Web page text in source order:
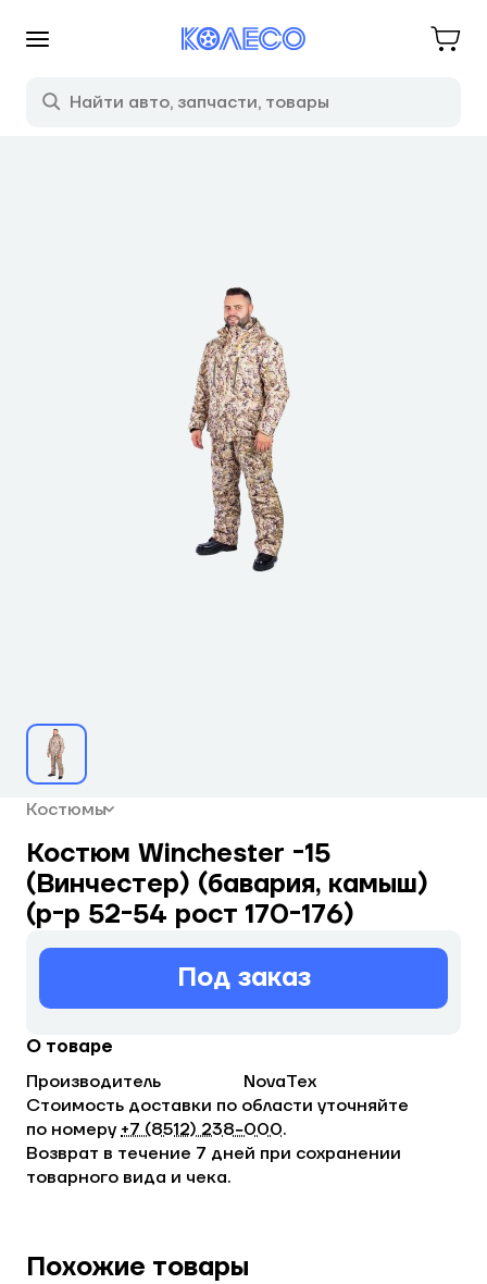
Костюмы
Костюм Winchester -15
(Винчестер) (бавария, камыш)
(р-р 52-54 рост 170-176)
Под заказ
О товаре
Производитель
NovaTex
Стоимость доставки по области уточняйте
по номеру +7 (8512) 238−000.
Возврат в течение 7 дней при сохранении
товарного вида и чека.
Похожие товары